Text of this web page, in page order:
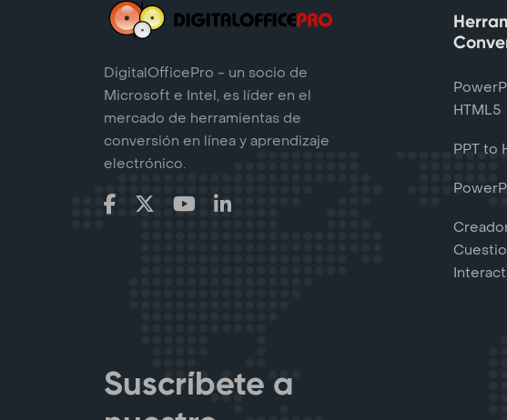
DigitalOfficePro - un socio de
Microsoft e Intel, es líder en el
mercado de herramientas de
conversión en línea y aprendizaje
electrónico.
HTML5
PPT to
Suscríbete a